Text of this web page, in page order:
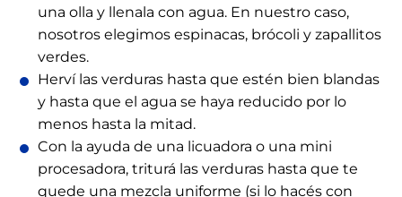
una olla y llenala con agua. En nuestro caso,
nosotros elegimos espinacas, brócoli y zapallitos
verdes.
Herví las verduras hasta que estén bien blandas
y hasta que el agua se haya reducido por lo
menos hasta la mitad.
Con la ayuda de una licuadora o una mini
procesadora, triturá las verduras hasta que te
quede una mezcla uniforme (si lo hacés con